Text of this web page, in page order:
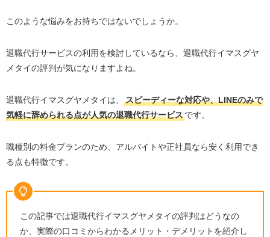
このような悩みをお持ちではないでしょうか。
退職代行サービスの利用を検討しているなら、退職代行イマスグヤ
メタイの評判が気になりますよね。
退職代行イマスグヤメタイは、
スピーディーな対応や、LINEのみで
気軽に辞められる点が人気の退職代行サービスです。
職種別の料金プランのため、アルバイトや正社員なら安く利用でき
る点も特徴です。
この記事では退職代行イマスグヤメタイの評判はどうなの
か、実際の口コミからわかるメリット・デメリットを紹介し